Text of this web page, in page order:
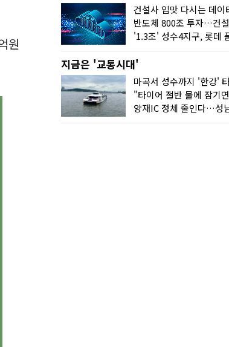
원
지금은 '교통시대'